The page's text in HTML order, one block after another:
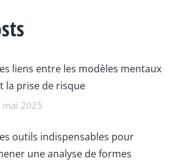
liens entre les modèles mentaux
la prise de risque
mai 2025
outils indispensables pour
une analyse de formes